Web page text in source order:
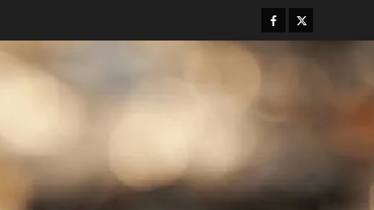
Facebook
Twitter